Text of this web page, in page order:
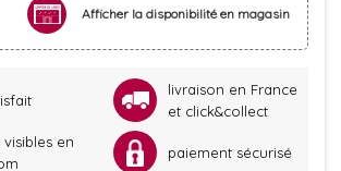
Afficher la disponibilité en magasin
livraison en France
et click&collect
en
paiement sécurisé